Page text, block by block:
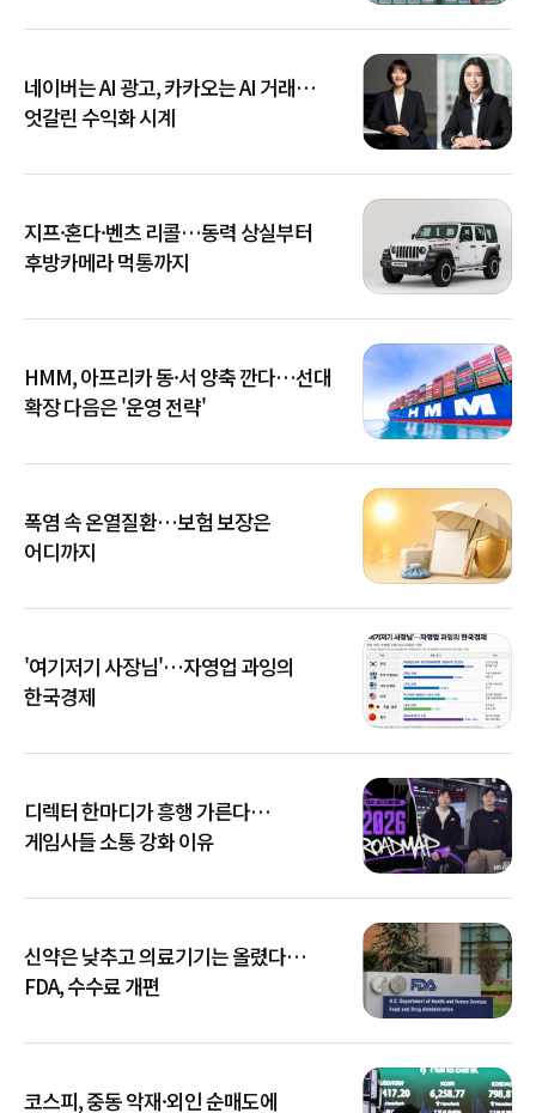
네이버는 AI 광고, 카카오는 AI 거래…
엇갈린 수익화 시계
지프·혼다·벤츠 리콜…동력 상실부터
후방카메라 먹통까지
HMM, 아프리카 동·서 양축 깐다…선대
확장 다음은 '운영 전략'
폭염 속 온열질환…보험 보장은
어디까지
'여기저기 사장님'…자영업 과잉의
한국경제
디렉터 한마디가 흥행 가른다…
게임사들 소통 강화 이유
신약은 낮추고 의료기기는 올렸다…
FDA, 수수료 개편
코스피, 중동 악재·외인 순매도에